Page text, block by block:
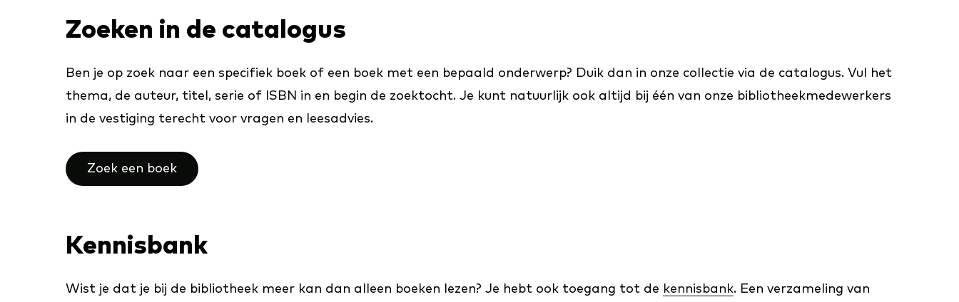
Zoeken in de catalogus
Ben je op zoek naar een specifiek boek of een boek met een bepaald onderwerp? Duik dan in onze collectie via de catalogus. Vul het
thema, de auteur, titel, serie of ISBN in en begin de zoektocht. Je kunt natuurlijk ook altijd bij één van onze bibliotheekmedewerkers
in de vestiging terecht voor vragen en leesadvies.
Zoek een boek
Kennisbank
Wist je dat je bij de bibliotheek meer kan dan alleen boeken lezen? Je hebt ook toegang tot de kennisbank. Een verzameling van